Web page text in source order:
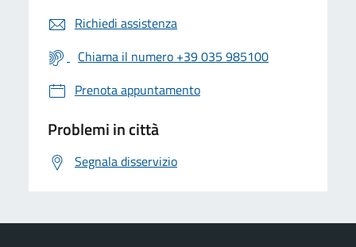
Richiedi assistenza
Chiama il numero +39 035 985100
Prenota appuntamento
Problemi in città
Segnala disservizio